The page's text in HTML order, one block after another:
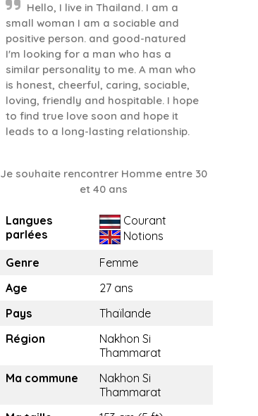
Hello, I live in Thailand. I am a
small woman I am a sociable and
positive person. and good-natured
I'm looking for a man who has a
similar personality to me. A man who
is honest, cheerful, caring, sociable,
loving, friendly and hospitable. I hope
to find true love soon and hope it
leads to a long-lasting relationship.
Je souhaite rencontrer Homme entre 30
et 40 ans
Langues
parlées
Courant
Notions
Genre
Femme
Age
27 ans
Pays
Thaïlande
Région
Nakhon Si
Thammarat
Ma commune
Nakhon Si
Thammarat